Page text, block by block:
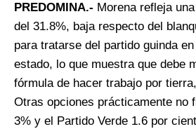
PREDOMINA.- Morena refleja
del 31.8%, baja respecto del
para tratarse del partido guinda
estado, lo que muestra que debe
fórmula de hacer trabajo por
Otras opciones prácticamente no
3% y el Partido Verde 1.6 por